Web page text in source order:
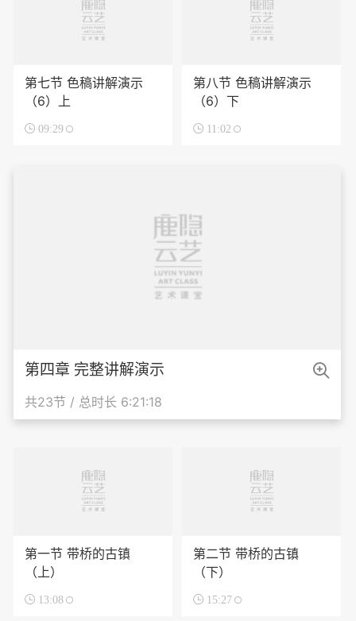
第七节 色稿讲解演示
（6）上
 09:29
第八节 色稿讲解演示
（6）下
 11:02
第四章 完整讲解演示
共23节 / 总时长 6:21:18

第一节 带桥的古镇
（上）
 13:08
第二节 带桥的古镇
（下）
 15:27